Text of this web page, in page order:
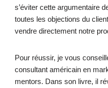
s’éviter cette argumentaire
toutes les objections du
vendre directement notre
Pour réussir, je vous
consultant américain en
mentors. Dans son livre, il